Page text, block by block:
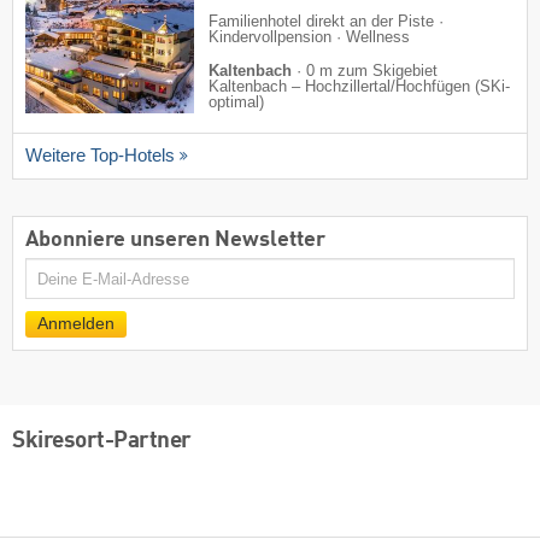
Familienhotel direkt an der Piste ·
Kindervollpension · Wellness
Kaltenbach · 0 m zum Skigebiet
Kaltenbach – Hochzillertal/​Hochfügen (SKi-
optimal)
Weitere Top-Hotels
Abonniere unseren Newsletter
E-
Mail
Anmelden
Skiresort-Partner